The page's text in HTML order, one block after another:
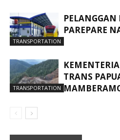
TRANSPORTATION
PELANGGAN
PAREPARE
TRANSPORTATION
TRANS